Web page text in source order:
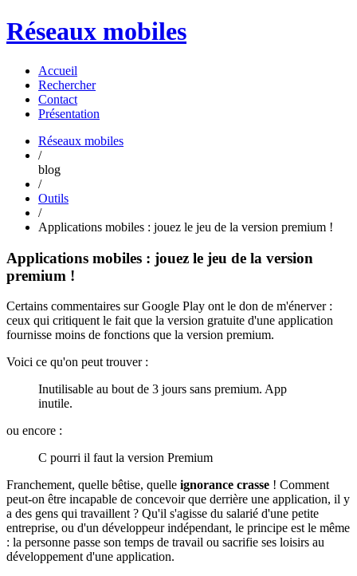
Réseaux mobiles
Accueil
Rechercher
Contact
Présentation
Réseaux mobiles
/
blog
/
Outils
/
Applications mobiles : jouez le jeu de la version premium !
Applications mobiles : jouez le jeu de la version
premium !
Certains commentaires sur Google Play ont le don de m'énerver :
ceux qui critiquent le fait que la version gratuite d'une application
fournisse moins de fonctions que la version premium.
Voici ce qu'on peut trouver :
Inutilisable au bout de 3 jours sans premium. App
inutile.
ou encore :
C pourri il faut la version Premium
Franchement, quelle bêtise, quelle ignorance crasse ! Comment
peut-on être incapable de concevoir que derrière une application, il y
a des gens qui travaillent ? Qu'il s'agisse du salarié d'une petite
entreprise, ou d'un développeur indépendant, le principe est le même
: la personne passe son temps de travail ou sacrifie ses loisirs au
développement d'une application.